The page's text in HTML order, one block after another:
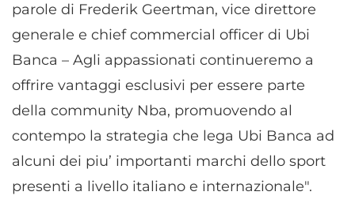
parole di Frederik Geertman, vice direttore
generale e chief commercial officer di Ubi
Banca – Agli appassionati continueremo a
offrire vantaggi esclusivi per essere parte
della community Nba, promuovendo al
contempo la strategia che lega Ubi Banca ad
alcuni dei piu’ importanti marchi dello sport
presenti a livello italiano e internazionale".